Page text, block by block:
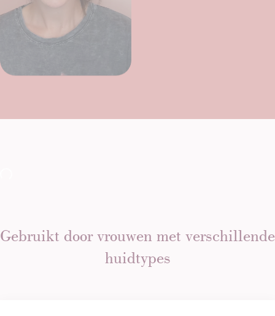
Gebruikt door vrouwen met verschillende
huidtypes